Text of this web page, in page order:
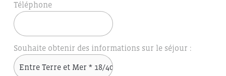
Téléphone
Souhaite obtenir des informations sur le séjour :